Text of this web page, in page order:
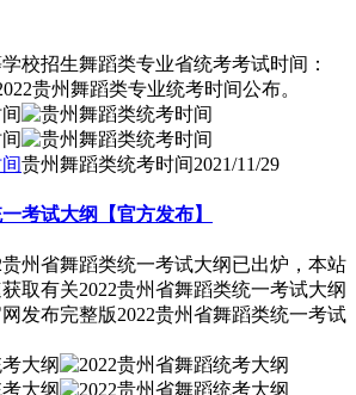
校招生舞蹈类专业省统考考试时间：
贵州舞蹈类专业统考时间公布。
贵州舞蹈类统考时间2021/11/29
考试大纲【官方发布】
贵州省舞蹈类统一考试大纲已出炉，本站
取有关2022贵州省舞蹈类统一考试大纲
发布完整版2022贵州省舞蹈类统一考试